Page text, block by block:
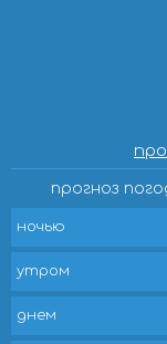
прогноз
ночью
утром
днем